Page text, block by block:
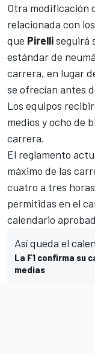
Otra modificación
relacionada con
que Pirelliseguirá
estándar de
carrera, en lugar
se ofrecían antes
Los equipos
medios y ocho de
carrera.
El reglamento
máximo de las
cuatro a tres
permitidas en el
calendario
Así queda el
La F1 confirma su
medias